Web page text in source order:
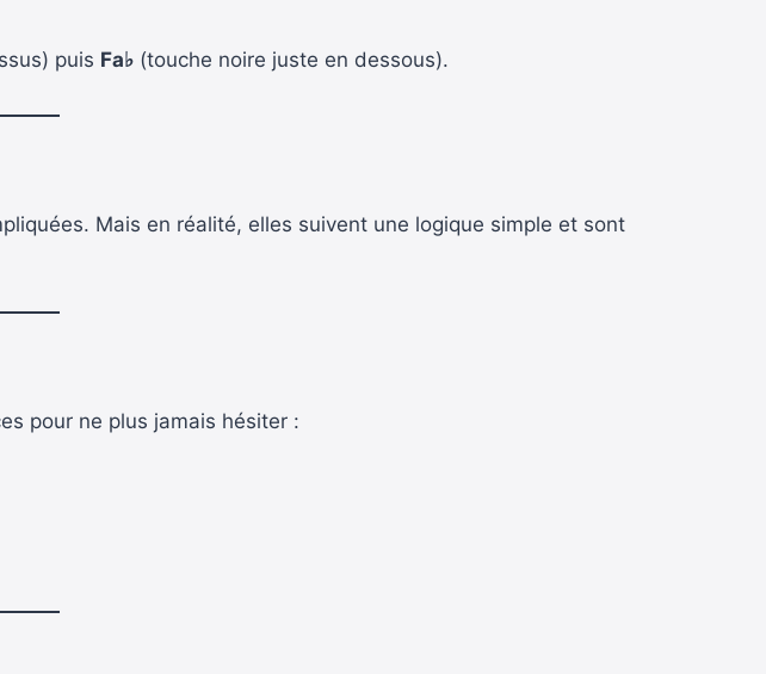
puis Fa♭ (touche noire juste en dessous).
Mais en réalité, elles suivent une logique simple et sont
pour ne plus jamais hésiter :